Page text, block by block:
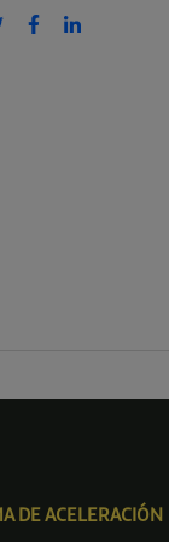
DE ACELERACIÓN